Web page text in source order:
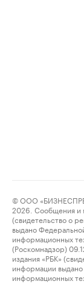
© ООО
2026. Сообщения и
(свидетельство о
выдано
информационных
(Роскомнадзор)
издания «РБК»
информации
информационных